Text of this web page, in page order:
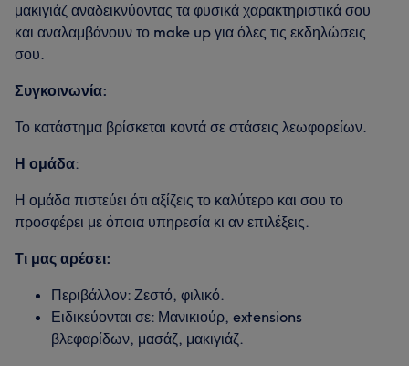
μακιγιάζ αναδεικνύοντας τα φυσικά χαρακτηριστικά σου
και αναλαμβάνουν το make up για όλες τις εκδηλώσεις
σου.
Συγκοινωνία:
Το κατάστημα βρίσκεται κοντά σε στάσεις λεωφορείων.
Η ομάδα:
Η ομάδα πιστεύει ότι αξίζεις το καλύτερο και σου το
προσφέρει με όποια υπηρεσία κι αν επιλέξεις.
Τι μας αρέσει:
Περιβάλλον: Ζεστό, φιλικό.
Ειδικεύονται σε: Μανικιούρ, extensions
βλεφαρίδων, μασάζ, μακιγιάζ.